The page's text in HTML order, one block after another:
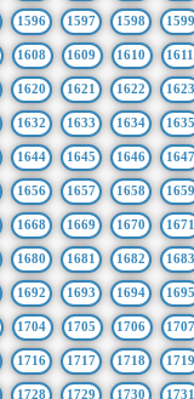
1596 1597 1598 1599
1608 1609 1610 1611
1620 1621 1622 1623
1632 1633 1634 1635
1644 1645 1646 1647
1656 1657 1658 1659
1668 1669 1670 1671
1680 1681 1682 1683
1692 1693 1694 1695
1704 1705 1706
1716 1717 1718 1719
1728 1729 1730 1731